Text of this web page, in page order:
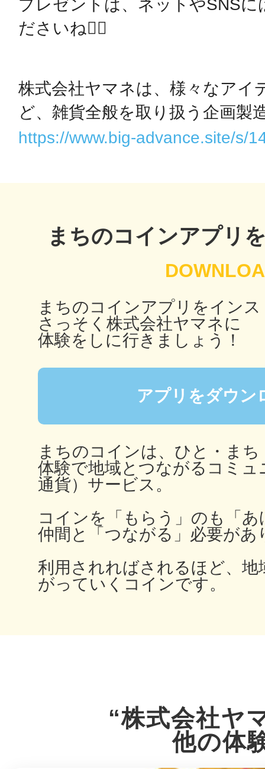
プレゼントは、ネットやSNS
ださいね🙇‍♀️
株式会社ヤマネは、様々なアイ
ど、雑貨全般を取り扱う企画製
https://www.big-advance.site/s/
まちのコインアプリ
まちのコインアプリをイン
さっそく株式会社ヤマネに
体験をしに行きましょう！
アプリをダウン
まちのコインは、ひと・ま
体験で地域とつながるコミュ
通貨）サービス。
コインを「もらう」のも「
仲間と「つながる」必要があ
利用されればされるほど、地
がっていくコインです。
“株式会社ヤ
他の体
池袋
日置
高知市
多度津
八尾